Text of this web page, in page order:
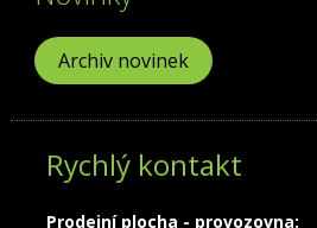
Archiv novinek
Rychlý kontakt
Prodejní plocha - provozovna: